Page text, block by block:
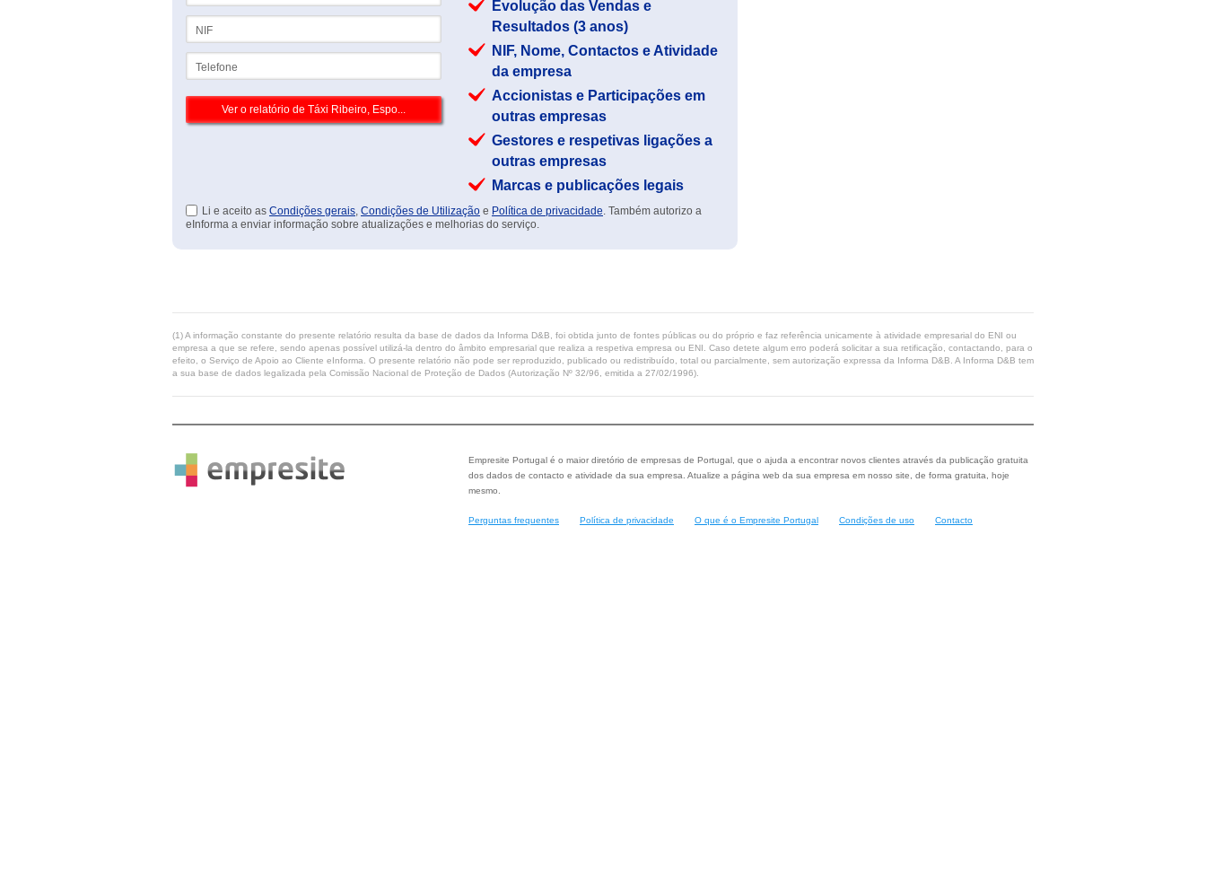
Evolução das Vendas e
Resultados (3 anos)
NIF, Nome, Contactos e Atividade
da empresa
Accionistas e Participações em
outras empresas
Gestores e respetivas ligações a
outras empresas
Marcas e publicações legais
Li e aceito as Condições gerais, Condições de Utilização e Política de privacidade. Também autorizo a
eInforma a enviar informação sobre atualizações e melhorias do serviço.
(1) A informação constante do presente relatório resulta da base de dados da Informa D&B, foi obtida junto de fontes públicas ou do próprio e faz referência unicamente à atividade empresarial do ENI ou
empresa a que se refere, sendo apenas possível utilizá-la dentro do âmbito empresarial que realiza a respetiva empresa ou ENI. Caso detete algum erro poderá solicitar a sua retificação, contactando, para o
efeito, o Serviço de Apoio ao Cliente eInforma. O presente relatório não pode ser reproduzido, publicado ou redistribuído, total ou parcialmente, sem autorização expressa da Informa D&B. A Informa D&B tem
a sua base de dados legalizada pela Comissão Nacional de Proteção de Dados (Autorização Nº 32/96, emitida a 27/02/1996).
Empresite Portugal é o maior diretório de empresas de Portugal, que o ajuda a encontrar novos clientes através da publicação gratuita
dos dados de contacto e atividade da sua empresa. Atualize a página web da sua empresa em nosso site, de forma gratuita, hoje
mesmo.
Perguntas frequentes Política de privacidade O que é o Empresite Portugal Condições de uso Contacto